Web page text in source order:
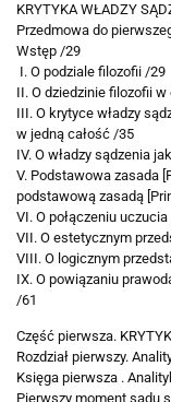
KRYTYKAWŁADZY
Przedmowa do
Wstęp /29
I. O podziale filozofii /29
II. O dziedzinie filozofii
III. O krytyce władzy
w jedną całość /35
IV. O władzy sądzenia
V. Podstawowa zasada
podstawową zasadą
VI. O połączeniu
VII. O estetycznym
VIII. O logicznym
IX. O powiązaniu
/61
Część pierwsza.
Rozdział pierwszy.
Księga pierwsza .
Pierwszy moment sądu